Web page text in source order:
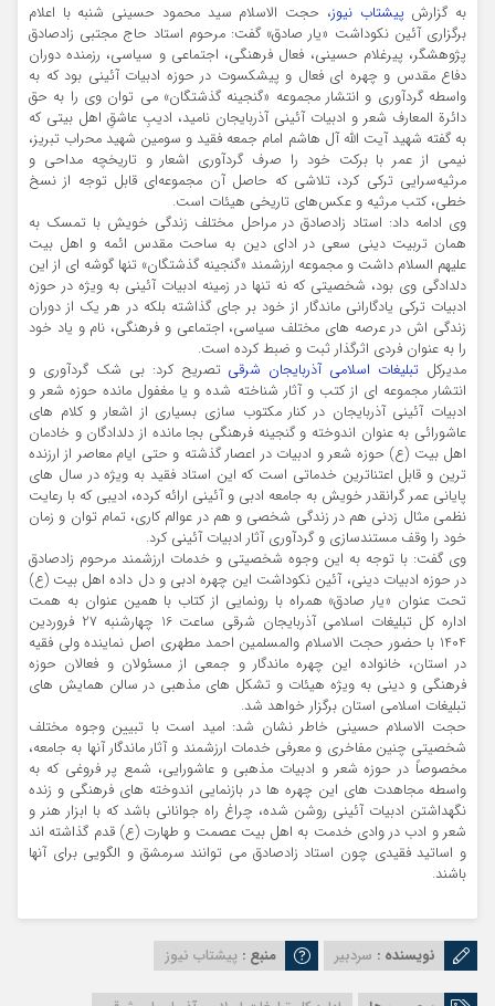
به گزارش پیشتاب نیوز، حجت الاسلام سید محمود حسینی شنبه با اعلام
برگزاری آئین نکوداشت «یار صادق» گفت: مرحوم استاد حاج مجتبی زادصادق
پژوهشگر، پیرغلام حسینی، فعال فرهنگی، اجتماعی و سیاسی، رزمنده دوران
دفاع مقدس و چهره ای فعال و پیشکسوت در حوزه ادبیات آئینی بود که به
واسطه گردآوری و انتشار مجموعه «گنجینه گذشتگان» می توان وی را به حق
دائرة المعارف شعر و ادبیات آئینی آذربایجان نامید، ادیبِ عاشقِ اهل بیتی که
به گفته شهید آیت الله آل هاشم امام جمعه فقید و سومین شهید محراب تبریز،
نیمی از عمر با برکت خود را صرف گردآوری اشعار و تاریخچه مداحی و
مرثیه‌سرایی ترکی کرد، تلاشی که حاصل آن مجموعه‌ای قابل توجه از نسخ
خطی، کتب مرثیه و عکس‌های تاریخی هیئات است.
وی ادامه داد: استاد زادصادق در مراحل مختلف زندگی خویش با تمسک به
همان تربیت دینی سعی در ادای دین به ساحت مقدس ائمه و اهل بیت
علیهم السلام داشت و مجموعه ارزشمند «گنجینه گذشتگان» تنها گوشه ای از این
دلدادگی وی بود، شخصیتی که نه تنها در زمینه ادبیات آئینی به ویژه در حوزه
ادبیات ترکی یادگارانی ماندگار از خود بر جای گذاشته بلکه در هر یک از دوران
زندگی اش در عرصه های مختلف سیاسی، اجتماعی و فرهنگی، نام و یاد خود
را به عنوان فردی اثرگذار ثبت و ضبط کرده است.
مدیرکل تبلیغات اسلامی آذربایجان شرقی تصریح کرد: بی شک گردآوری و
انتشار مجموعه ای از کتب و آثار شناخته شده و یا مغفول مانده حوزه شعر و
ادبیات آئینی آذربایجان در کنار مکتوب سازی بسیاری از اشعار و کلام های
عاشورائی به عنوان اندوخته و گنجینه فرهنگی بجا مانده از دلدادگان و خادمان
اهل بیت (ع) حوزه شعر و ادبیات در اعصار گذشته و حتی ایام معاصر از ارزنده
ترین و قابل اعتناترین خدماتی است که این استاد فقید به ویژه در سال های
پایانی عمر گرانقدر خویش به جامعه ادبی و آئینی ارائه کرده، ادیبی که با رعایت
نظمی مثال زدنی هم در زندگی شخصی و هم در عوالم کاری، تمام توان و زمان
خود را وقف مستندسازی و گردآوری آثار ادبیات آئینی کرد.
وی گفت: با توجه به این وجوه شخصیتی و خدمات ارزشمند مرحوم زادصادق
در حوزه ادبیات دینی، آئین نکوداشت این چهره ادبی و دل داده اهل بیت (ع)
تحت عنوان «یار صادق» همراه با رونمایی از کتاب با همین عنوان به همت
اداره کل تبلیغات اسلامی آذربایجان شرقی ساعت 16 چهارشنبه 27 فروردین
1404 با حضور حجت الاسلام والمسلمین احمد مطهری اصل نماینده ولی فقیه
در استان، خانواده این چهره ماندگار و جمعی از مسئولان و فعالان حوزه
فرهنگی و دینی به ویژه هیئات و تشکل های مذهبی در سالن همایش های
تبلیغات اسلامی استان برگزار خواهد شد.
حجت الاسلام حسینی خاطر نشان شد: امید است با تبیین وجوه مختلف
شخصیتی چنین مفاخری و معرفی خدمات ارزشمند و آثار ماندگار آنها به جامعه،
مخصوصاً در حوزه شعر و ادبیات مذهبی و عاشورایی، شمع پر فروغی که به
واسطه مجاهدت های این چهره ها در بازنمایی اندوخته های فرهنگی و زنده
نگهداشتن ادبیات آئینی روشن شده، چراغ راه جوانانی باشد که با ابزار هنر و
شعر و ادب در وادی خدمت به اهل بیت عصمت و طهارت (ع) قدم گذاشته اند
و اساتید فقیدی چون استاد زادصادق می توانند سرمشق و الگویی برای آنها
باشند.
نویسنده : سردبیر منبع : پیشتاب نیوز